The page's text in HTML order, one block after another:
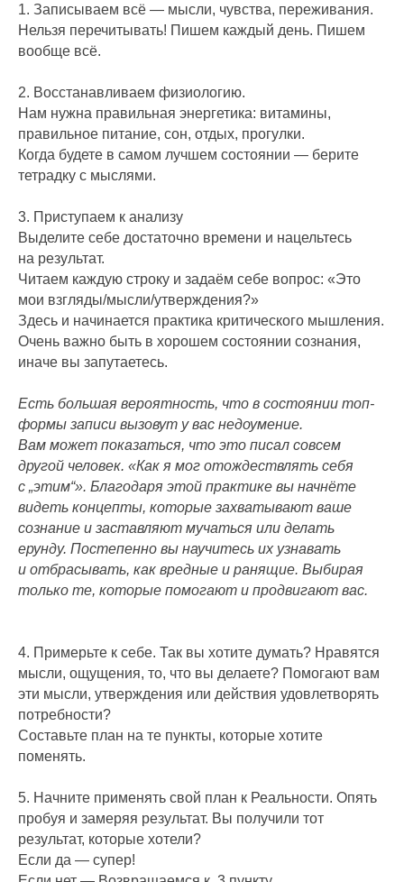
1. Записываем всё — мысли, чувства, переживания.
Нельзя перечитывать! Пишем каждый день. Пишем
вообще всё.
2. Восстанавливаем физиологию.
Нам нужна правильная энергетика: витамины,
правильное питание, сон, отдых, прогулки.
Когда будете в самом лучшем состоянии — берите
тетрадку с мыслями.
3. Приступаем к анализу
Выделите себе достаточно времени и нацельтесь
на результат.
Читаем каждую строку и задаём себе вопрос: «Это
мои взгляды/мысли/утверждения?»
Здесь и начинается практика критического мышления.
Очень важно быть в хорошем состоянии сознания,
иначе вы запутаетесь.
Есть большая вероятность, что в состоянии топ-
формы записи вызовут у вас недоумение.
Вам может показаться, что это писал совсем
другой человек. «Как я мог отождествлять себя
с „этим“». Благодаря этой практике вы начнёте
видеть концепты, которые захватывают ваше
сознание и заставляют мучаться или делать
ерунду. Постепенно вы научитесь их узнавать
и отбрасывать, как вредные и ранящие. Выбирая
только те, которые помогают и продвигают вас.
4. Примерьте к себе. Так вы хотите думать? Нравятся
мысли, ощущения, то, что вы делаете? Помогают вам
эти мысли, утверждения или действия удовлетворять
потребности?
Составьте план на те пункты, которые хотите
поменять.
5. Начните применять свой план к Реальности. Опять
пробуя и замеряя результат. Вы получили тот
результат, которые хотели?
Если да — супер!